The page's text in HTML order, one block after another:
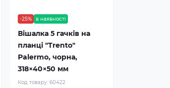
-25% в наявності
Вішалка 5 гачків на
планці "Trento"
Palermo, чорна,
318×40×50 мм
Код товару: 60422